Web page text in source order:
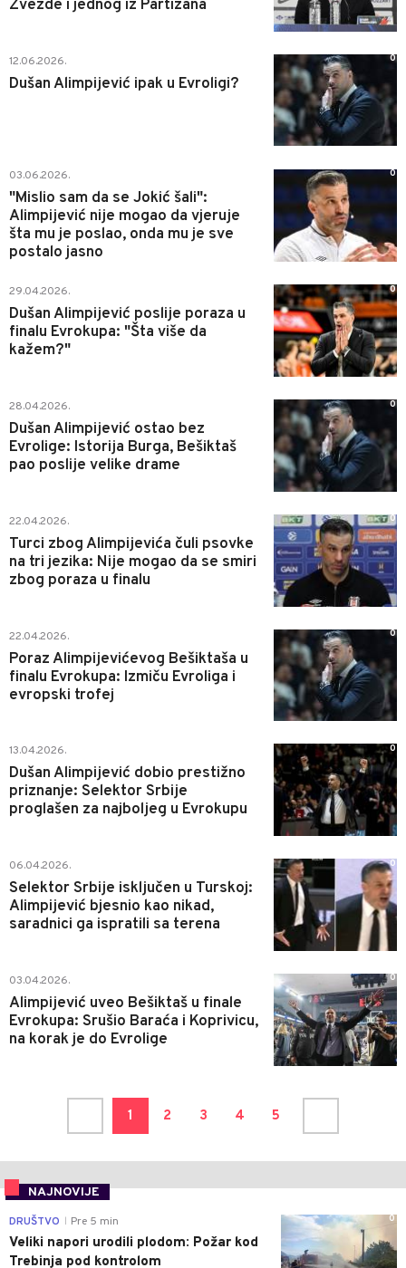
Zvezde i jednog iz Partizana
12.06.2026.
Dušan Alimpijević ipak u Evroligi?
0
03.06.2026.
"Mislio sam da se Jokić šali":
Alimpijević nije mogao da vjeruje
šta mu je poslao, onda mu je sve
postalo jasno
0
29.04.2026.
Dušan Alimpijević poslije poraza u
finalu Evrokupa: "Šta više da
kažem?"
0
28.04.2026.
Dušan Alimpijević ostao bez
Evrolige: Istorija Burga, Bešiktaš
pao poslije velike drame
0
22.04.2026.
Turci zbog Alimpijevića čuli psovke
na tri jezika: Nije mogao da se smiri
zbog poraza u finalu
0
22.04.2026.
Poraz Alimpijevićevog Bešiktaša u
finalu Evrokupa: Izmiču Evroliga i
evropski trofej
0
13.04.2026.
Dušan Alimpijević dobio prestižno
priznanje: Selektor Srbije
proglašen za najboljeg u Evrokupu
0
06.04.2026.
Selektor Srbije isključen u Turskoj:
Alimpijević bjesnio kao nikad,
saradnici ga ispratili sa terena
0
03.04.2026.
Alimpijević uveo Bešiktaš u finale
Evrokupa: Srušio Baraća i Koprivicu,
na korak je do Evrolige
0
1 2 3 4 5
NAJNOVIJE
0
DRUŠTVO Pre 5 min
Veliki napori urodili plodom: Požar kod
Trebinja pod kontrolom